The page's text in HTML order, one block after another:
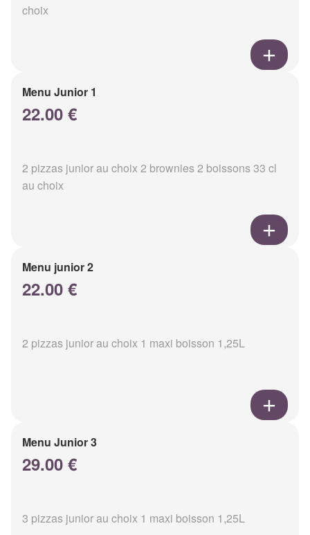
choix
Menu Junior 1
22.00 €
2 pizzas junior au choix 2 brownies 2 boissons 33 cl
au choix
Menu junior 2
22.00 €
2 pizzas junior au choix 1 maxi boisson 1,25L
Menu Junior 3
29.00 €
3 pizzas junior au choix 1 maxi boisson 1,25L